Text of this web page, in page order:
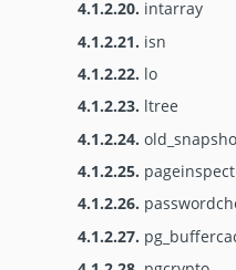
4.1.2.20. intarray
4.1.2.21. isn
4.1.2.22. lo
4.1.2.23. ltree
4.1.2.24.
4.1.2.25. pageinspect
4.1.2.26.
4.1.2.27.